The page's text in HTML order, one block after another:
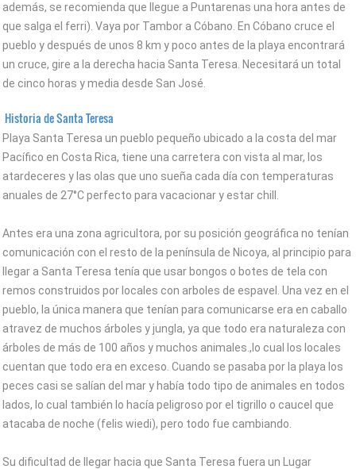
además, se recomienda que llegue a Puntarenas una hora antes de
que salga el ferri). Vaya por Tambor a Cóbano. En Cóbano cruce el
pueblo y después de unos 8 km y poco antes de la playa encontrará
un cruce, gire a la derecha hacia Santa Teresa. Necesitará un total
de cinco horas y media desde San José.
Historia de Santa Teresa
Playa Santa Teresa un pueblo pequeño ubicado a la costa del mar
Pacífico en Costa Rica, tiene una carretera con vista al mar, los
atardeceres y las olas que uno sueña cada día con temperaturas
anuales de 27°C perfecto para vacacionar y estar chill.
Antes era una zona agricultora, por su posición geográfica no tenían
comunicación con el resto de la península de Nicoya, al principio para
llegar a Santa Teresa tenía que usar bongos o botes de tela con
remos construidos por locales con arboles de espavel. Una vez en el
pueblo, la única manera que tenían para comunicarse era en caballo
atravez de muchos árboles y jungla, ya que todo era naturaleza con
árboles de más de 100 años y muchos animales.,lo cual los locales
cuentan que todo era en exceso. Cuando se pasaba por la playa los
peces casi se salían del mar y había todo tipo de animales en todos
lados, lo cual también lo hacía peligroso por el tigrillo o caucel que
atacaba de noche (felis wiedi), pero todo fue cambiando.
Su dificultad de llegar hacia que Santa Teresa fuera un Lugar